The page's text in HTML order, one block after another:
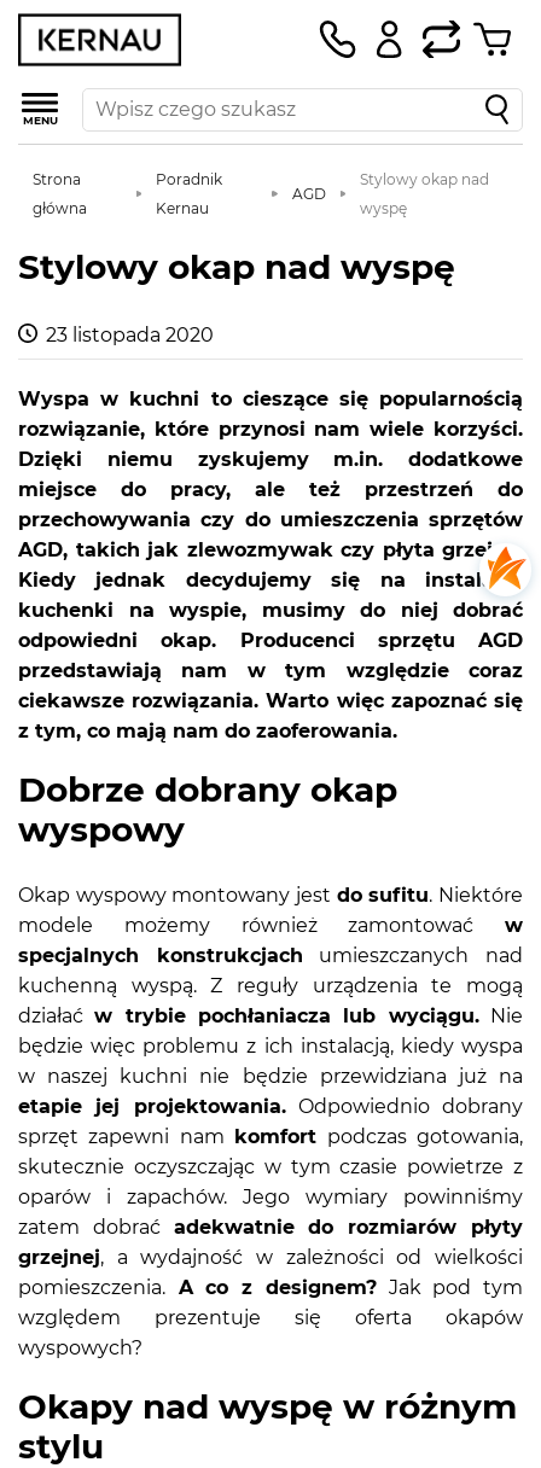
MENU
Strona
główna
Poradnik
Kernau
AGD
Stylowy okap nad
wyspę
Stylowy okap nad wyspę
23 listopada 2020
Wyspa w kuchni to cieszące się popularnością
rozwiązanie, które przynosi nam wiele korzyści.
Dzięki niemu zyskujemy m.in. dodatkowe
miejsce do pracy, ale też przestrzeń do
przechowywania czy do umieszczenia sprzętów
AGD, takich jak zlewozmywak czy płyta grzejna.
Kiedy jednak decydujemy się na instalację
kuchenki na wyspie, musimy do niej dobrać
odpowiedni okap. Producenci sprzętu AGD
przedstawiają nam w tym względzie coraz
ciekawsze rozwiązania. Warto więc zapoznać się
z tym, co mają nam do zaoferowania.
Dobrze dobrany okap
wyspowy
Okap wyspowy montowany jest do sufitu. Niektóre
modele możemy również zamontować w
specjalnych konstrukcjach umieszczanych nad
kuchenną wyspą. Z reguły urządzenia te mogą
działaćw trybie pochłaniacza lub wyciągu.Nie
będzie więc problemu z ich instalacją, kiedy wyspa
w naszej kuchni nie będzie przewidziana już na
etapie jej projektowania.Odpowiednio dobrany
sprzęt zapewni nam komfort podczas gotowania,
skutecznie oczyszczając w tym czasie powietrze z
oparów i zapachów. Jego wymiary powinniśmy
zatem dobrać adekwatnie do rozmiarów płyty
grzejnej, a wydajność w zależności od wielkości
pomieszczenia. A co z designem?Jak pod tym
względem prezentuje się oferta okapów
wyspowych?
Okapy nad wyspę w różnym
stylu